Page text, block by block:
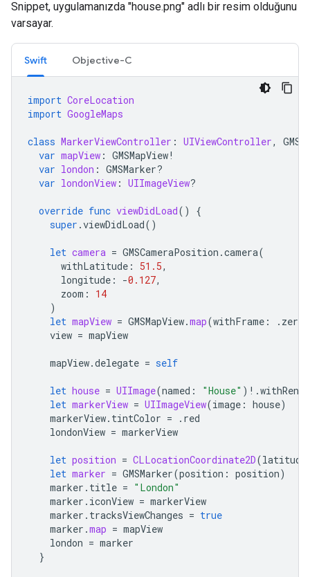
Snippet, uygulamanızda "house.png" adlı bir resim olduğunu
varsayar.
Swift Objective-C
import CoreLocation
import GoogleMaps
class MarkerViewController : UIViewController,
var mapView : GMSMapView!
var london : GMSMarker?
var londonView : UIImageView?
override func viewDidLoad()
{
super .viewDidLoad()
let camera = GMSCameraPosition .camera(
withLatitude : 51.5,
longitude : -0.127,
zoom :
14
)
let mapView = GMSMapView.map(withFrame : . zero
view = mapView
mapView.delegate = self
let house = UIImage(named : "House" ) ! .
let markerView = UIImageView(image : house)
markerView. tintColor = . red
londonView = markerView
let position = CLLocationCoordinate2D(latitude
let marker = GMSMarker(position : position)
marker . title = "London"
marker . iconView = markerView
marker . tracksViewChanges = true
marker .map = mapView
london = marker
}